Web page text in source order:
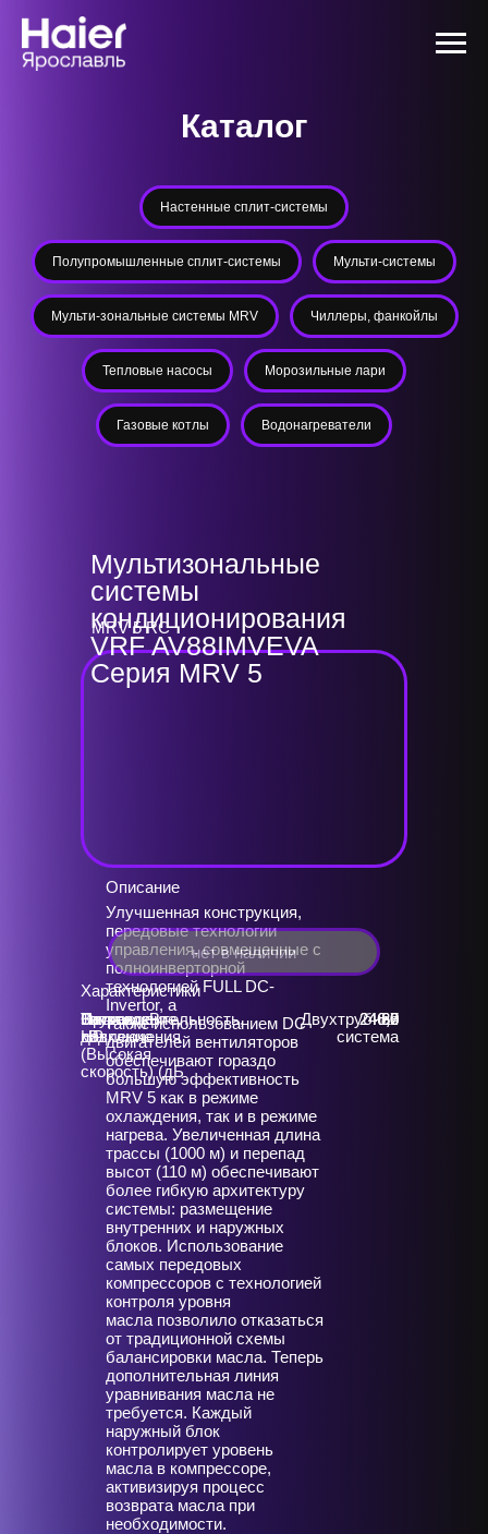
Каталог
Настенные сплит-системы
Полупромышленные сплит-системы Мульти-системы
Мульти-зональные системы MRV Чиллеры, фанкойлы
Тепловые насосы Морозильные лари
Газовые котлы Водонагреватели
246,0
Охлаждение,
кВт
Характеристики
Улучшенная конструкция,
передовые технологии
управления, совмещенные с
полноинверторной
технологией FULL DC-
Invertor, а
также использованием DC-
двигателей вентиляторов
обеспечивают гораздо
большую эффективность
MRV 5 как в режиме
охлаждения, так и в режиме
нагрева. Увеличенная длина
трассы (1000 м) и перепад
высот (110 м) обеспечивают
более гибкую архитектуру
системы: размещение
внутренних и наружных
блоков. Использование
самых передовых
компрессоров с технологией
контроля уровня
масла позволило отказаться
от традиционной схемы
балансировки масла. Теперь
дополнительная линия
уравнивания масла не
требуется. Каждый
наружный блок
контролирует уровень
масла в компрессоре,
активизируя процесс
возврата масла при
необходимости.
Описание
MRV 5 RC
Мультизональные
системы
кондиционирования
VRF AV88IMVEVA
Серия MRV 5
нет в наличии
Нагрев, кВт 246,0
Звуковое
давление
(Высокая
скорость) (дБ
67
Тип
подключения
Двухтрубная
система
Производительность,
HP
88